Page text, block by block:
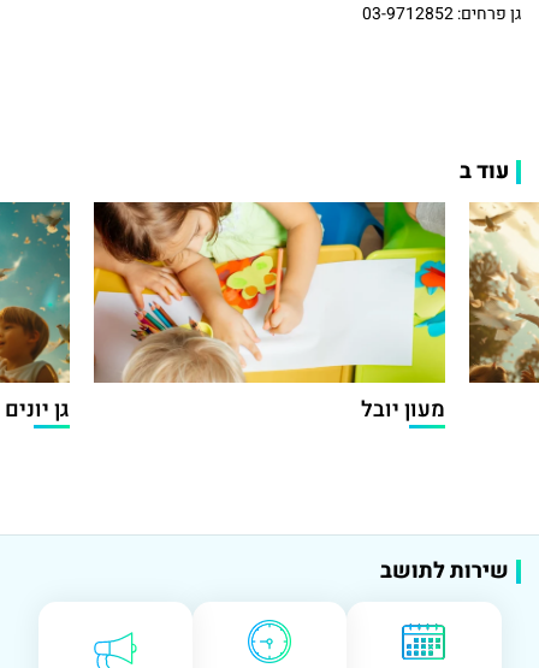
גן פרחים:03-9712852
עוד ב
מעון יובל גן יונים
שירות לתושב